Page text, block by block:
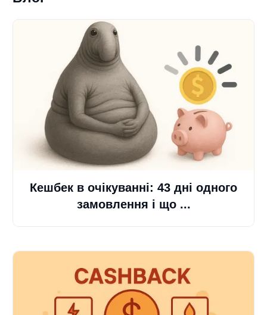
Кешбек в очікуванні: 43 дні одного
замовлення і що ...